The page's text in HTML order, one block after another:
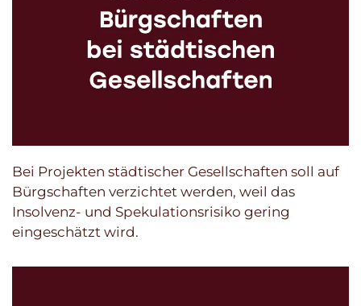
Bei Projekten städtischer Gesellschaften soll auf
Bürgschaften verzichtet werden, weil das
Insolvenz- und Spekulationsrisiko gering
eingeschätzt wird.